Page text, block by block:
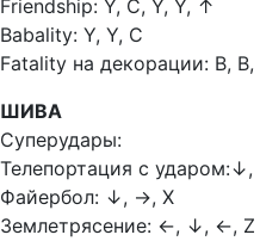
Friendship: Y, С, Y, Y, ↑
Babality: Y, Y, С
Fatality на декорации: В, В,
ШИВА
Суперудары:
Телепортация с ударом:↓,
Файербол: ↓, →, X
Землетрясение: ←, ↓, ←, Z